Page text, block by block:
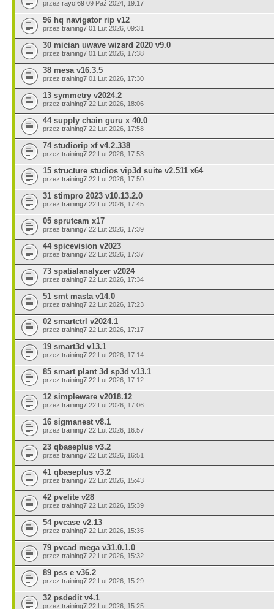
przez rayof69 09 Paź 2024, 19:17
96 hq navigator rip v12
przez training7 01 Lut 2026, 09:31
30 mician uwave wizard 2020 v9.0
przez training7 01 Lut 2026, 17:38
38 mesa v16.3.5
przez training7 01 Lut 2026, 17:30
13 symmetry v2024.2
przez training7 22 Lut 2026, 18:06
44 supply chain guru x 40.0
przez training7 22 Lut 2026, 17:58
74 studiorip xf v4.2.338
przez training7 22 Lut 2026, 17:53
15 structure studios vip3d suite v2.511 x64
przez training7 22 Lut 2026, 17:50
31 stimpro 2023 v10.13.2.0
przez training7 22 Lut 2026, 17:45
05 sprutcam x17
przez training7 22 Lut 2026, 17:39
44 spicevision v2023
przez training7 22 Lut 2026, 17:37
73 spatialanalyzer v2024
przez training7 22 Lut 2026, 17:34
51 smt masta v14.0
przez training7 22 Lut 2026, 17:23
02 smartctrl v2024.1
przez training7 22 Lut 2026, 17:17
19 smart3d v13.1
przez training7 22 Lut 2026, 17:14
85 smart plant 3d sp3d v13.1
przez training7 22 Lut 2026, 17:12
12 simpleware v2018.12
przez training7 22 Lut 2026, 17:06
16 sigmanest v8.1
przez training7 22 Lut 2026, 16:57
23 qbaseplus v3.2
przez training7 22 Lut 2026, 16:51
41 qbaseplus v3.2
przez training7 22 Lut 2026, 15:43
42 pvelite v28
przez training7 22 Lut 2026, 15:39
54 pvcase v2.13
przez training7 22 Lut 2026, 15:35
79 pvcad mega v31.0.1.0
przez training7 22 Lut 2026, 15:32
89 pss e v36.2
przez training7 22 Lut 2026, 15:29
32 psdedit v4.1
przez training7 22 Lut 2026, 15:25